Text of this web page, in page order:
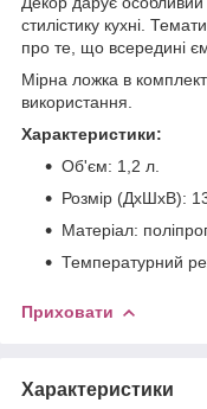
стилістику кухні.
про те, що всередині
Мірна ложка в
використання.
Характеристики:
Об'єм: 1,2 л.
Розмір (ДхШхВ):
Матеріал:
Температурний
Приховати
Характеристики